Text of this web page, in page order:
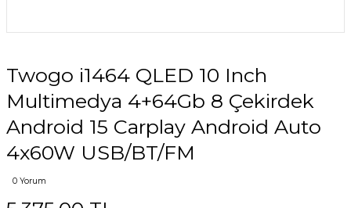
Twogo i1464 QLED 10 Inch
Multimedya 4+64Gb 8 Çekirdek
Android 15 Carplay Android Auto
4x60W USB/BT/FM
0 Yorum